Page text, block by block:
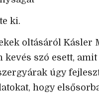
ki.
oltásáról Kásler
kevés szó esett,
úgy
hogy